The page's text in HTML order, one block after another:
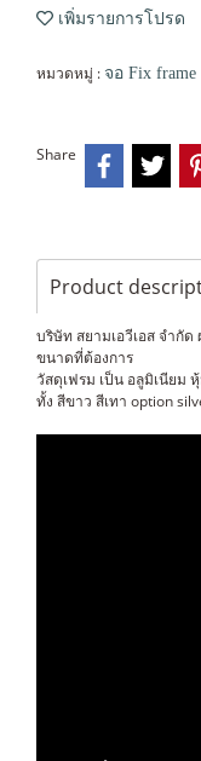
เพิ่มรายการโปรด
หมวดหมู่ : จอ Fix frame
Share
Product
บริษัท สยามเอวีเอส จำกั
ขนาดที่ต้องการ
วัสดุเฟรม เป็น อลูมิเนียม
ทั้ง สีขาว สีเทา option